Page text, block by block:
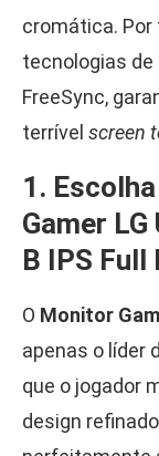
cromática. Por
tecnologias de
FreeSync,
terrível screen
1.
Gamer
B IPS Full
O Monitor
apenas o líder
que o jogador
design